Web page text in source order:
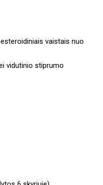
vaistais nuo
vidutinio stiprumo